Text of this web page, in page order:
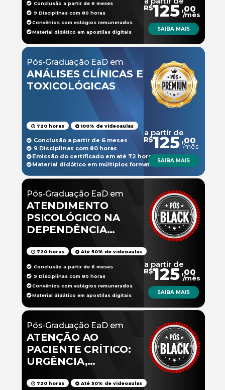
Conclusão a partir de 6 meses
9 Disciplinas com 80 horas
Convênios com estágios remunerados
Material didático em apostilas digitais
R$125,00
/mês
SAIBA MAIS
Pós-Graduação EaD em
ANÁLISES CLÍNICAS E
TOXICOLÓGICAS
720 horas 100% de videoaulas
Conclusão a partir de 6 meses
9 Disciplinas com 80 horas
Emissão do certificado em até 72 horas
Material didático em múltiplos formatos
a partir de
R$125,00
/mês
SAIBA MAIS
Pós-Graduação EaD em
ATENDIMENTO
PSICOLÓGICO NA
DEPENDÊNCIA
720 horas Até 50% de videoaulas
Conclusão a partir de 6 meses
9 Disciplinas com 80 horas
Convênios com estágios remunerados
Material didático em apostilas digitais
a partir de
R$125,00
/mês
SAIBA MAIS
Pós-Graduação EaD em
ATENÇÃO AO
PACIENTE CRÍTICO:
URGÊNCIA,
720 horas Até 50% de videoaulas